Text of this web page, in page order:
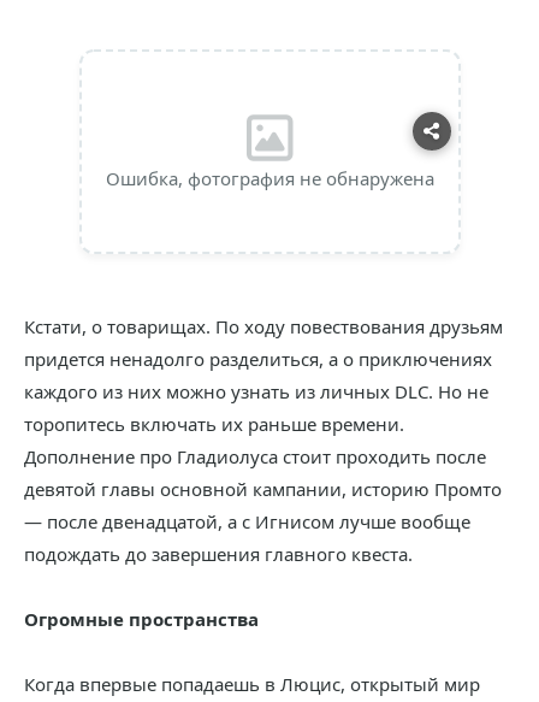
Ошибка, фотография не обнаружена
Кстати, о товарищах. По ходу повествования друзьям
придется ненадолго разделиться, а о приключениях
каждого из них можно узнать из личных DLC. Но не
торопитесь включать их раньше времени.
Дополнение про Гладиолуса стоит проходить после
девятой главы основной кампании, историю Промто
— после двенадцатой, а с Игнисом лучше вообще
подождать до завершения главного квеста.
Огромные пространства
Когда впервые попадаешь в Люцис, открытый мир